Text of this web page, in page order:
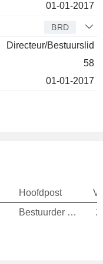
01-01-2017
BRD
Directeur/Bestuurslid
58
01-01-2017
Hoofdpost
Bestuurder / senior manager